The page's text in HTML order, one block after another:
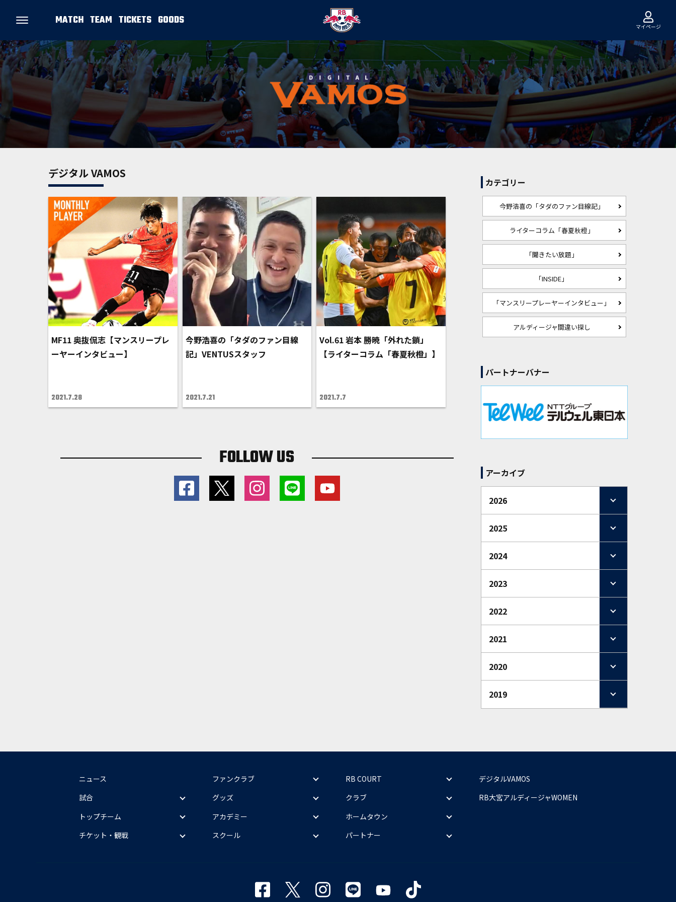
MATCH TEAM TICKETS GOODS マイページ
デジタル VAMOS
MF11 奥抜侃志【マンスリープレ
ーヤーインタビュー】
2021.7.28
今野浩喜の「タダのファン目線
記」VENTUSスタッフ
2021.7.21
Vol.61 岩本 勝暁「外れた鎖」
【ライターコラム「春夏秋橙」】
2021.7.7
FOLLOW US
カテゴリー
今野浩喜の「タダのファン目線記」
ライターコラム「春夏秋橙」
「聞きたい放題」
「INSIDE」
「マンスリープレーヤーインタビュー」
アルディージャ間違い探し
パートナーバナー
アーカイブ
2026
2025
2024
2023
2022
2021
2020
2019
ニュース
試合
トップチーム
チケット・観戦
ファンクラブ
グッズ
アカデミー
スクール
RB COURT
クラブ
ホームタウン
パートナー
デジタルVAMOS
RB大宮アルディージャWOMEN